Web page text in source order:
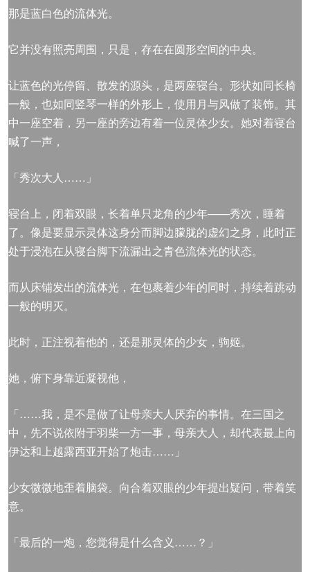
那是蓝白色的流体光。
它并没有照亮周围，只是，存在在圆形空间的中央。
让蓝色的光停留、散发的源头，是两座寝台。形状如同长椅
一般，也如同竖琴一样的外形上，使用月与风做了装饰。其
中一座空着，另一座的旁边有着一位灵体少女。她对着寝台
喊了一声，
「秀次大人……」
寝台上，闭着双眼，长着单只龙角的少年——秀次，睡着
了。像是要显示灵体这身分而脚边朦胧的虚幻之身，此时正
处于浸泡在从寝台脚下流漏出之青色流体光的状态。
而从床铺发出的流体光，在包裹着少年的同时，持续着跳动
一般的明灭。
此时，正注视着他的，还是那灵体的少女，驹姬。
她，俯下身靠近凝视他，
「……我，是不是做了让母亲大人厌弃的事情。在三国之
中，先不说依附于羽柴一方一事，母亲大人，却代表最上向
伊达和上越露西亚开始了炮击……」
少女微微地歪着脑袋。向合着双眼的少年提出疑问，带着笑
意。
「最后的一炮，您觉得是什么含义……？」